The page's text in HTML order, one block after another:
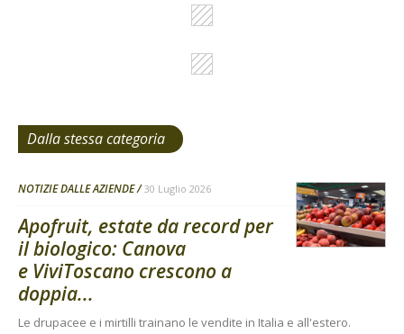
Dalla stessa categoria
NOTIZIE DALLE AZIENDE 30 Luglio 2026
Apofruit, estate da record per
il biologico: Canova
e ViviToscano crescono a
doppia...
Le drupacee e i mirtilli trainano le vendite in Italia e all'estero.